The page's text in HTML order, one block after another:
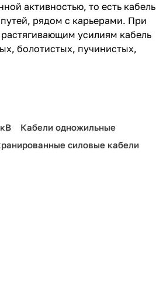
активностью, то есть кабель
рядом с карьерами. При
усилиям кабель
болотистых, пучинистых,
Кабели одножильные
силовые кабели